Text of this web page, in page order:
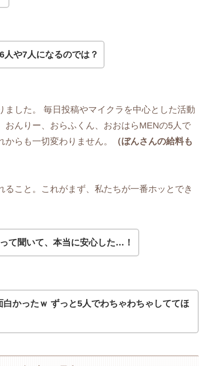
や7人になるのでは？
した。 毎日投稿やマイクラを中心とした活動
んりー、おらふくん、おおはらMENの5人で
らも一切変わりません。
（ぼんさんの給料も
ること。これがまず、私たちが一番ホッとでき
て聞いて、本当に安心した…！
かったｗ ずっと5人でわちゃわちゃしててほ